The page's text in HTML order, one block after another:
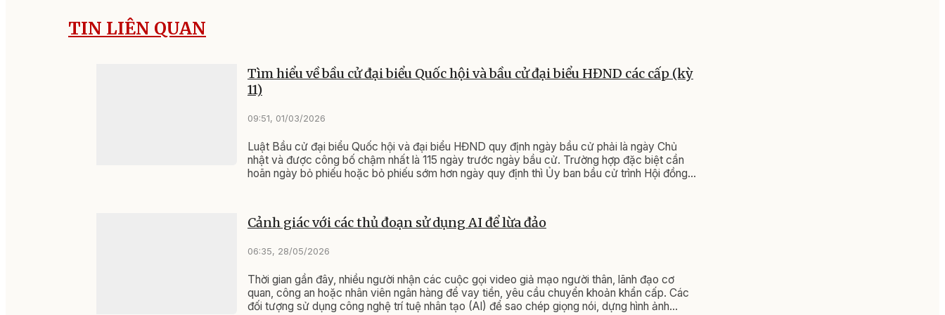
TIN LIÊN QUAN
Tìm hiểu về bầu cử đại biểu Quốc hội và bầu cử đại biểu HĐND các cấp (kỳ
11)
09:51, 01/03/2026
Luật Bầu cử đại biểu Quốc hội và đại biểu HĐND quy định ngày bầu cử phải là ngày Chủ
nhật và được công bố chậm nhất là 115 ngày trước ngày bầu cử. Trường hợp đặc biệt cần
hoãn ngày bỏ phiếu hoặc bỏ phiếu sớm hơn ngày quy định thì Ủy ban bầu cử trình Hội đồng
Cảnh giác với các thủ đoạn sử dụng AI để lừa đảo
06:35, 28/05/2026
Thời gian gần đây, nhiều người nhận các cuộc gọi video giả mạo người thân, lãnh đạo cơ
quan, công an hoặc nhân viên ngân hàng để vay tiền, yêu cầu chuyển khoản khẩn cấp. Các
đối tượng sử dụng công nghệ trí tuệ nhân tạo (AI) để sao chép giọng nói, dựng hình ảnh